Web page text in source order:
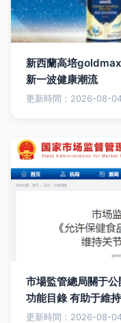
新西蘭高培
新一波健康潮流
更新時間：2026-08-
市場監管總局關于
功能目錄 有助于維
更新時間：2026-08-